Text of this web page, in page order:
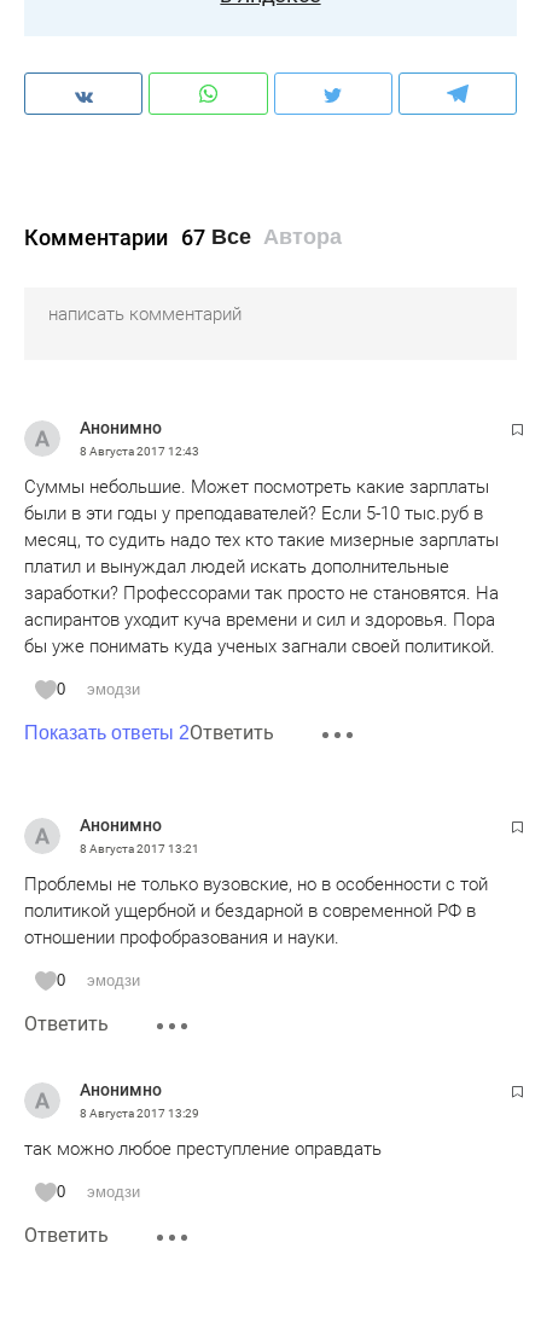
Комментарии 67 Все Автора
Анонимно
8 Августа 201712:43
Суммы небольшие. Может посмотреть какие зарплаты
были в эти годы у преподавателей? Если 5-10 тыс.руб в
месяц, то судить надо тех кто такие мизерные зарплаты
платил и вынуждал людей искать дополнительные
заработки? Профессорами так просто не становятся. На
аспирантов уходит куча времени и сил и здоровья. Пора
бы уже понимать куда ученых загнали своей политикой.
0 эмодзи
Показать ответы 2Ответить
Анонимно
8 Августа 201713:21
Проблемы не только вузовские, но в особенности с той
политикой ущербной и бездарной в современной РФ в
отношении профобразования и науки.
0 эмодзи
Ответить
Анонимно
8 Августа 201713:29
так можно любое преступление оправдать
0 эмодзи
Ответить